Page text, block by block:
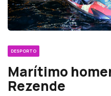
DESPORTO
Marítimo
Rezende